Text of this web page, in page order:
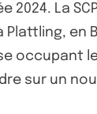
2024. La
en
occupant
sur un